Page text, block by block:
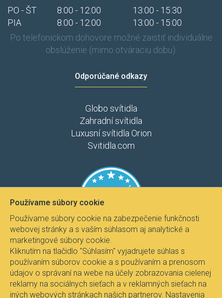
PO - ŠT 8:00 - 12:00
13:00 - 15:30
PIA
8:00 - 12:00
13:00 - 15:00
Po telefonickom dohovore možné zaistiť individuálne
obslúženie (mimo otváraciu dobu).
Odporúčané odkazy
Globo svítidla
Zahradní svítidla
Luxusní svítidla Orion
Svitidla.com
Používame súbory cookie
Používame súbory cookie na zabezpečenie funkčnosti
webovej stránky a s vaším súhlasom aj analytické a
marketingové súbory cookie.
Kliknutím na tlačidlo "Súhlasím" vyjadrujete súhlas s
používaním súborov cookie a s používaním a prenosom
údajov o správaní na webe na účely zobrazovania cielenej
reklamy na sociálnych sieťach a v reklamných sieťach na
iných webových stránkach našich partnerov. Nastavenia